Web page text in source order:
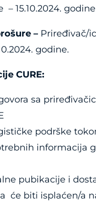
15.10.2024. godine
– Priređivač/
godine.
CURE:
sa
podrške
informacija
pubikacije i
će biti isplaćen/a